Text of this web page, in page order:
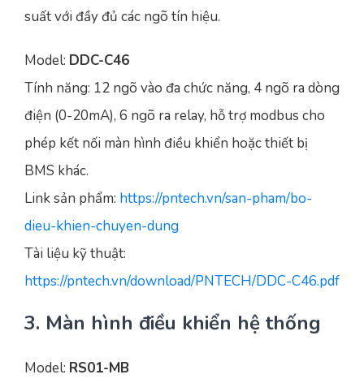
suất với đầy đủ các ngõ tín hiệu.
Model: DDC-C46
Tính năng: 12 ngõ vào đa chức năng, 4 ngõ ra dòng
điện (0-20mA), 6 ngõ ra relay, hỗ trợ modbus cho
phép kết nối màn hình điều khiển hoặc thiết bị
BMS khác.
Link sản phẩm: https://pntech.vn/san-pham/bo-
dieu-khien-chuyen-dung
Tài liệu kỹ thuật:
https://pntech.vn/download/PNTECH/DDC-C46.pdf
3. Màn hình điều khiển hệ thống
Model: RS01-MB